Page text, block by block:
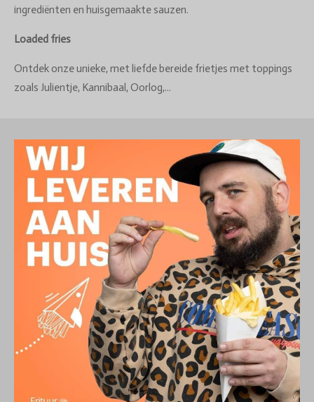
ingrediënten en huisgemaakte sauzen.
Loaded fries
Ontdek onze unieke, met liefde bereide frietjes met toppings
zoals Julientje, Kannibaal, Oorlog,...